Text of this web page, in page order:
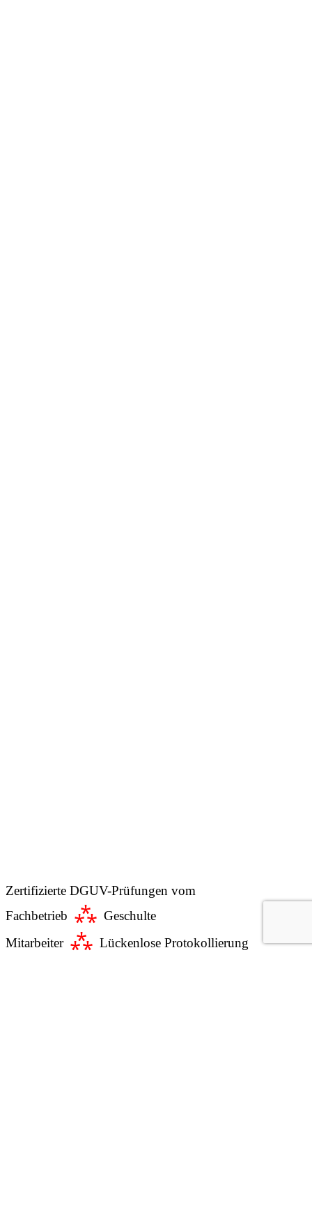
Zertifizierte DGUV-Prüfungen vom
Fachbetrieb ⁂ Geschulte
Mitarbeiter ⁂ Lückenlose Protokollierung